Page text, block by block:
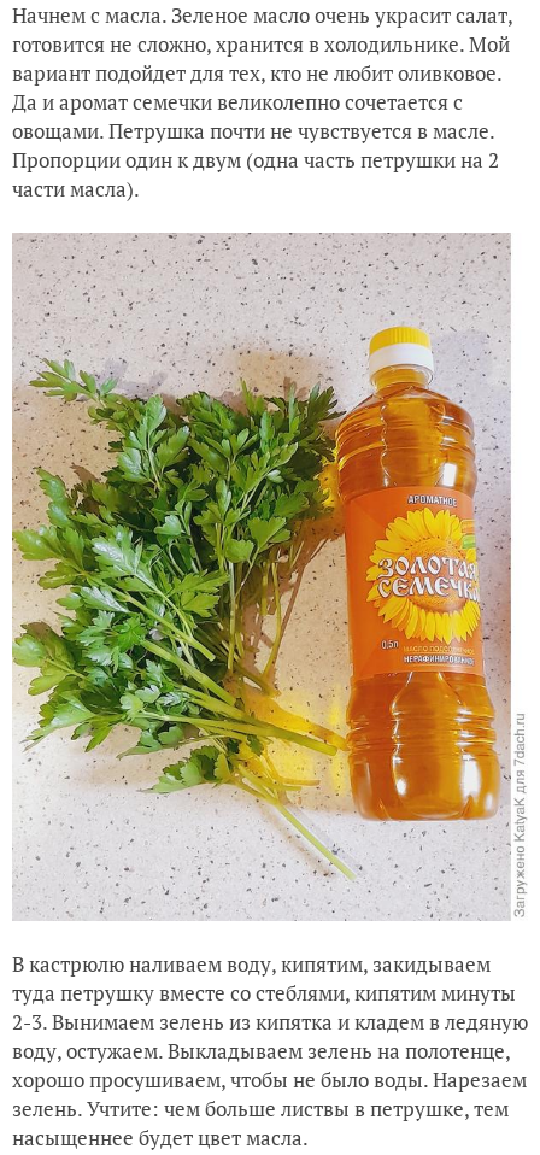
Начнем с масла. Зеленое масло очень украсит салат,
готовится не сложно, хранится в холодильнике. Мой
вариант подойдет для тех, кто не любит оливковое.
Да и аромат семечки великолепно сочетается с
овощами. Петрушка почти не чувствуется в масле.
Пропорции один к двум (одна часть петрушки на 2
части масла).
В кастрюлю наливаем воду, кипятим, закидываем
туда петрушку вместе со стеблями, кипятим минуты
2-3. Вынимаем зелень из кипятка и кладем в ледяную
воду, остужаем. Выкладываем зелень на полотенце,
хорошо просушиваем, чтобы не было воды. Нарезаем
зелень. Учтите: чем больше листвы в петрушке, тем
насыщеннее будет цвет масла.